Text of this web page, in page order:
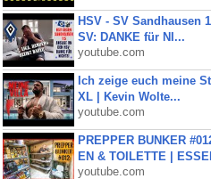
HSV - SV Sandhausen
SV: DANKE für NI...
youtube.com
Ich zeige euch meine
XL | Kevin Wolte...
youtube.com
PREPPER BUNKER
EN & TOILETTE |
youtube.com